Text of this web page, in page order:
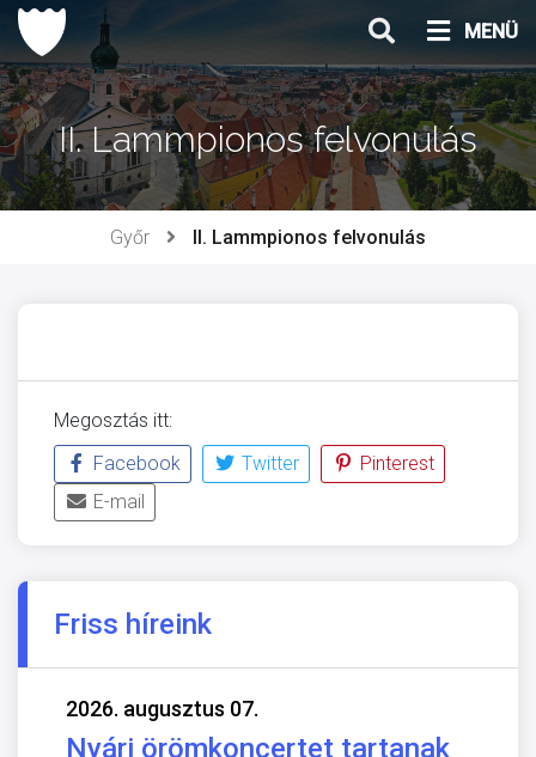
Ugrás
tartalomhoz
MENÜ
II. Lammpionos felvonulás
Győr II. Lammpionos felvonulás
Megosztás itt:
Facebook
Twitter
Pinterest
E-mail
Friss híreink
2026. augusztus 07.
Nyári örömkoncertet tartanak